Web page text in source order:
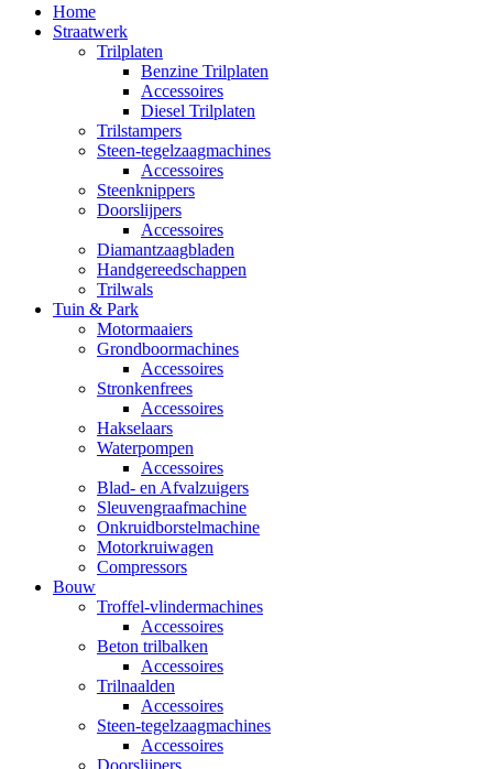
Home
Straatwerk
Trilplaten
Benzine Trilplaten
Accessoires
Diesel Trilplaten
Trilstampers
Steen-tegelzaagmachines
Accessoires
Steenknippers
Doorslijpers
Accessoires
Diamantzaagbladen
Handgereedschappen
Trilwals
Tuin & Park
Motormaaiers
Grondboormachines
Accessoires
Stronkenfrees
Accessoires
Hakselaars
Waterpompen
Accessoires
Blad- en Afvalzuigers
Sleuvengraafmachine
Onkruidborstelmachine
Motorkruiwagen
Compressors
Bouw
Troffel-vlindermachines
Accessoires
Beton trilbalken
Accessoires
Trilnaalden
Accessoires
Steen-tegelzaagmachines
Accessoires
Doorslijpers